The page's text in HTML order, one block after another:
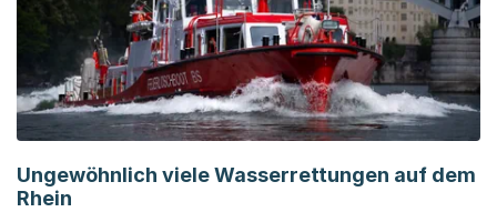
Ungewöhnlich viele Wasserrettungen auf dem
Rhein